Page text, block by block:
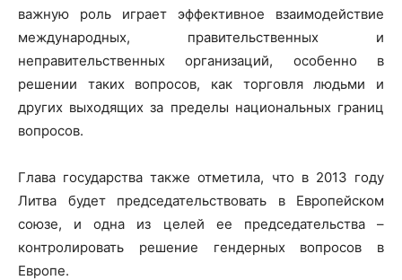
важную роль играет эффективное взаимодействие
международных, правительственных и
неправительственных организаций, особенно в
решении таких вопросов, как торговля людьми и
других выходящих за пределы национальных границ
вопросов.
Глава государства также отметила, что в 2013 году
Литва будет председательствовать в Европейском
союзе, и одна из целей ее председательства –
контролировать решение гендерных вопросов в
Европе.